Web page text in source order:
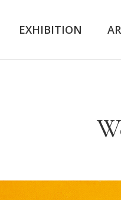
EXHIBITION